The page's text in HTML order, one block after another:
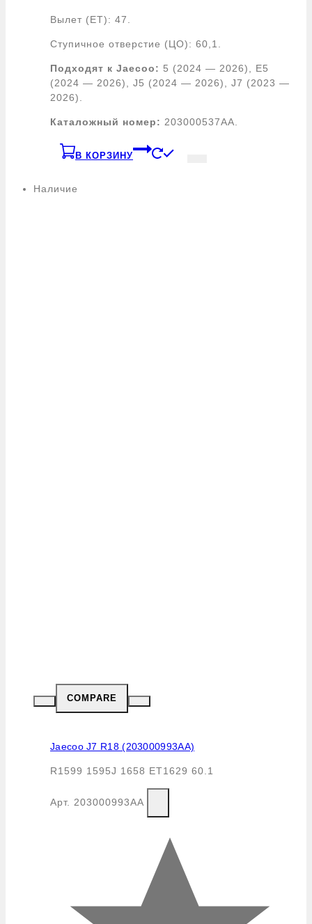
Вылет (ЕТ): 47.
Ступичное отверстие (ЦО): 60,1.
Подходят к Jaecoo: 5 (2024 — 2026), E5
(2024 — 2026), J5 (2024 — 2026), J7 (2023 —
2026).
Каталожный номер: 203000537AA.
В КОРЗИНУ
Наличие
COMPARE
Jaecoo J7 R18 (203000993AA)
R1599 1595J 1658 ET1629 60.1
Арт. 203000993AA